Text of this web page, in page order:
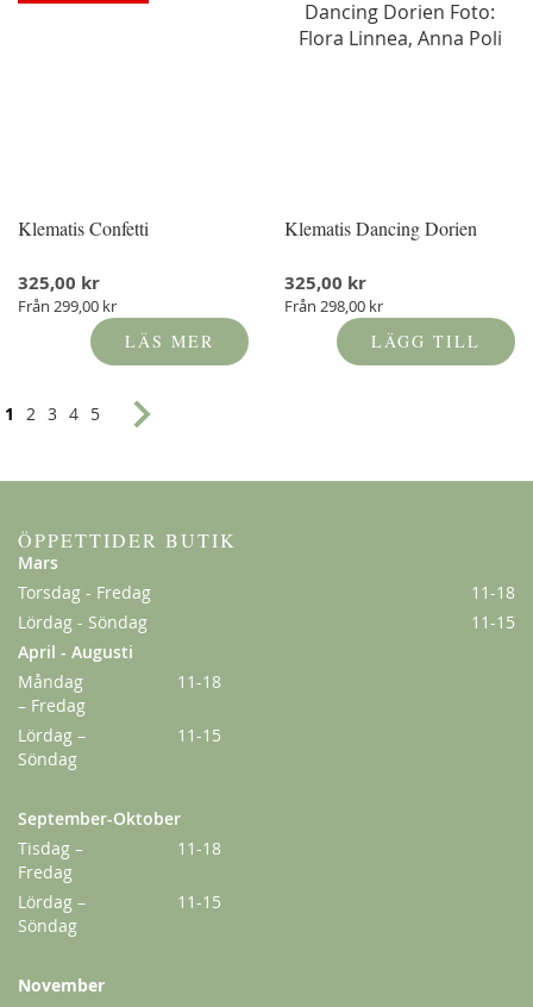
Klematis Confetti
325,00 kr
Från 299,00 kr
LÄS MER
Klematis Dancing Dorien
325,00 kr
Från 298,00 kr
LÄGG TILL
Sida
You're currently reading page
1 Sida
2 Sida
3 Sida
4 Sida
5
ÖPPETTIDER BUTIK
Mars
Torsdag - Fredag
11-18
Lördag - Söndag
11-15
April - Augusti
Måndag
– Fredag
11-18
Lördag –
Söndag
11-15
September-Oktober
Tisdag –
Fredag
11-18
Lördag –
Söndag
11-15
November